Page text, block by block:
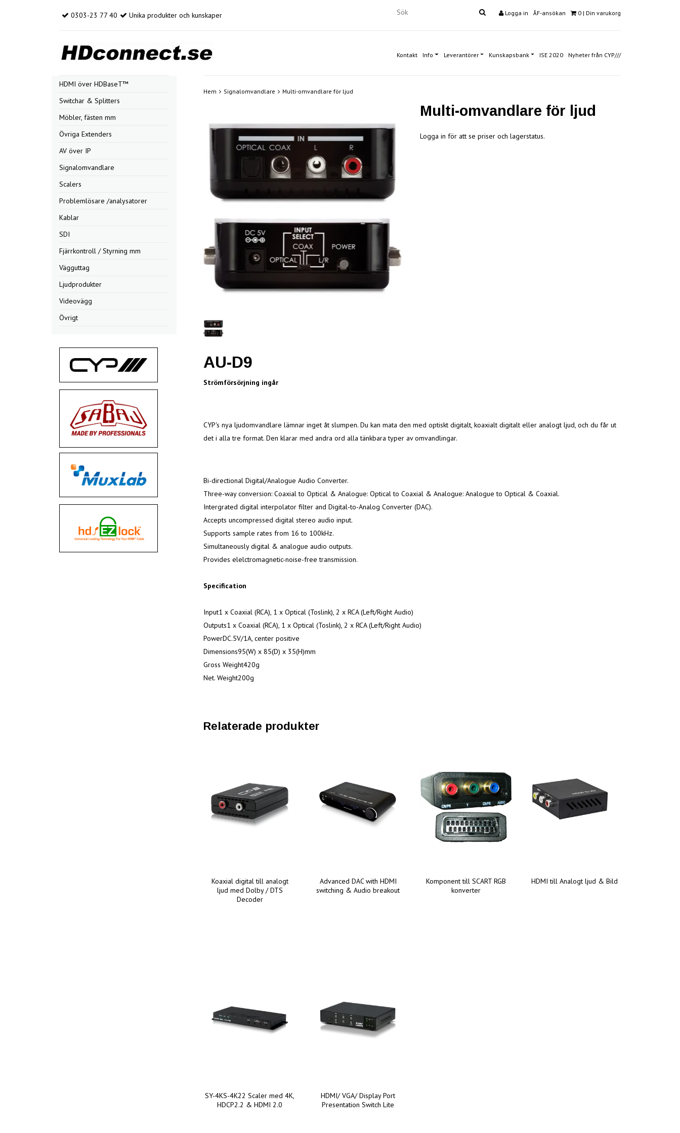
0303-23 77 40 Unika produkter och kunskaper Logga in ÅF-ansökan 0 | Din varukorg
Kontakt Info Leverantörer Kunskapsbank ISE 2020 Nyheter från CYP///
HDMI över HDBaseT™
Switchar & Splitters
Möbler, fästen mm
Övriga Extenders
AV över IP
Signalomvandlare
Scalers
Problemlösare /analysatorer
Kablar
SDI
Fjärrkontroll / Styrning mm
Vägguttag
Ljudprodukter
Videovägg
Övrigt
Hem Signalomvandlare Multi-omvandlare för ljud
Multi-omvandlare för ljud
Logga in för att se priser och lagerstatus.
AU-D9
Strömförsörjning ingår
CYP's nya ljudomvandlare lämnar inget åt slumpen. Du kan mata den med optiskt digitalt, koaxialt digitalt eller analogt ljud, och du får ut
det i alla tre format. Den klarar med andra ord alla tänkbara typer av omvandlingar.
Bi-directional Digital/Analogue Audio Converter.
Three-way conversion: Coaxial to Optical & Analogue: Optical to Coaxial & Analogue: Analogue to Optical & Coaxial.
Intergrated digital interpolator filter and Digital-to-Analog Converter (DAC).
Accepts uncompressed digital stereo audio input.
Supports sample rates from 16 to 100kHz.
Simultaneously digital & analogue audio outputs.
Provides elelctromagnetic-noise-free transmission.
Specification
Input1 x Coaxial (RCA), 1 x Optical (Toslink), 2 x RCA (Left/Right Audio)
Outputs1 x Coaxial (RCA), 1 x Optical (Toslink), 2 x RCA (Left/Right Audio)
PowerDC.5V/1A, center positive
Dimensions95(W) x 85(D) x 35(H)mm
Gross Weight420g
Net. Weight200g
Relaterade produkter
Koaxial digital till analogt
ljud med Dolby / DTS
Decoder
Advanced DAC with HDMI
switching & Audio breakout
Komponent till SCART RGB
konverter
HDMI till Analogt ljud & Bild
SY-4KS-4K22 Scaler med 4K,
HDCP2.2 & HDMI 2.0
HDMI/ VGA/ Display Port
Presentation Switch Lite